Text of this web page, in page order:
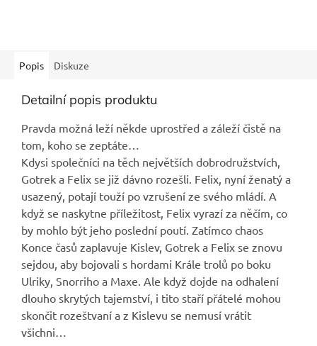
Popis Diskuze
Detailní popis produktu
Pravda možná leží někde uprostřed a záleží čistě na
tom, koho se zeptáte…
Kdysi společníci na těch největších dobrodružstvích,
Gotrek a Felix se již dávno rozešli. Felix, nyní ženatý a
usazený, potají touží po vzrušení ze svého mládí. A
když se naskytne příležitost, Felix vyrazí za něčím, co
by mohlo být jeho poslední poutí. Zatímco chaos
Konce časů zaplavuje Kislev, Gotrek a Felix se znovu
sejdou, aby bojovali s hordami Krále trolů po boku
Ulriky, Snorriho a Maxe. Ale když dojde na odhalení
dlouho skrytých tajemství, i tito staří přátelé mohou
skončit rozeštvaní a z Kislevu se nemusí vrátit
všichni…